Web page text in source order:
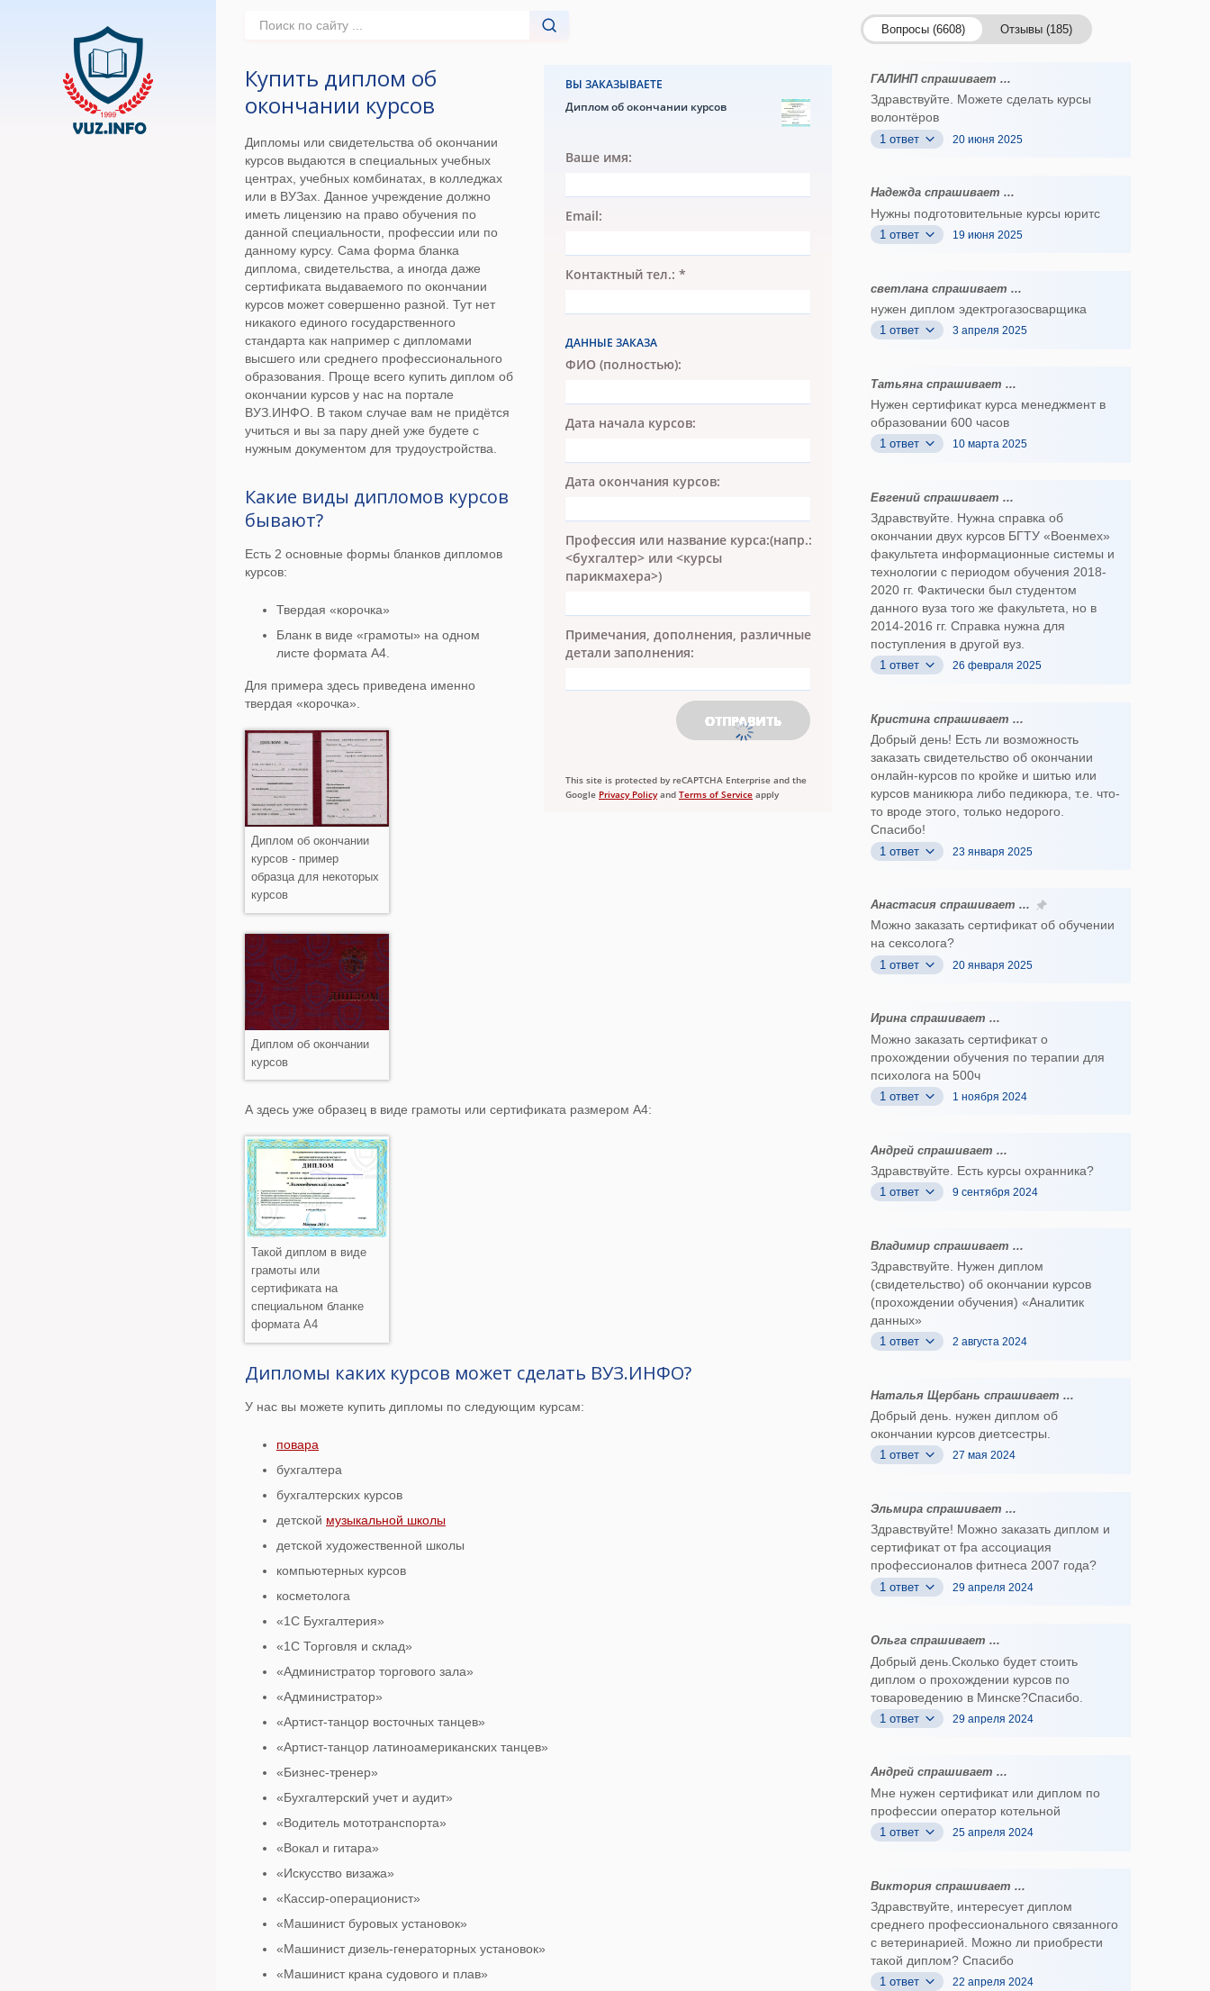
Ваше имя:
Email:
Контактный тел.: *
ДАННЫЕ ЗАКАЗА
ФИО (полностью):
Дата начала курсов:
Дата окончания курсов:
Профессия или название курса:(напр.:
<бухгалтер> или <курсы парикмахера>)
Примечания, дополнения, различные
детали заполнения:
ВЫ ЗАКАЗЫВАЕТЕ
Диплом об окончании курсов
Купить диплом об
окончании курсов
Дипломы или свидетельства об окончании
курсов выдаются в специальных учебных
центрах, учебных комбинатах, в колледжах
или в ВУЗах. Данное учреждение должно
иметь лицензию на право обучения по
данной специальности, профессии или по
данному курсу. Сама форма бланка
диплома, свидетельства, а иногда даже
сертификата выдаваемого по окончании
курсов может совершенно разной. Тут нет
никакого единого государственного
стандарта как например с дипломами
высшего или среднего профессионального
образования. Проще всего купить диплом об
окончании курсов у нас на портале
ВУЗ.ИНФО. В таком случае вам не придётся
учиться и вы за пару дней уже будете с
нужным документом для трудоустройства.
Какие виды дипломов курсов
бывают?
Есть 2 основные формы бланков дипломов
курсов:
Твердая «корочка»
Бланк в виде «грамоты» на одном
листе формата А4.
Для примера здесь приведена именно
твердая «корочка».
Диплом об окончании
курсов - пример
образца для некоторых
курсов
Диплом об окончании
курсов
А здесь уже образец в виде грамоты или сертификата размером А4:
Такой диплом в виде
грамоты или
сертификата на
специальном бланке
формата А4
Дипломы каких курсов может сделать ВУЗ.ИНФО?
У нас вы можете купить дипломы по следующим курсам:
повара
бухгалтера
бухгалтерских курсов
детской музыкальной школы
детской художественной школы
компьютерных курсов
косметолога
«1С Бухгалтерия»
«1С Торговля и склад»
«Администратор торгового зала»
«Администратор»
«Артист-танцор восточных танцев»
«Артист-танцор латиноамериканских танцев»
«Бизнес-тренер»
«Бухгалтерский учет и аудит»
«Водитель мототранспорта»
«Вокал и гитара»
«Искусство визажа»
«Кассир-операционист»
«Машинист буровых установок»
«Машинист дизель-генераторных установок»
«Машинист крана судового и плав»
Вопросы (6608) Отзывы (185)
ГАЛИНП спрашивает ...
Здравствуйте. Можете сделать курсы
волонтёров
1 ответ 20 июня 2025
Надежда спрашивает ...
Нужны подготовительные курсы юритс
1 ответ 19 июня 2025
светлана спрашивает ...
нужен диплом эдектрогазосварщика
1 ответ 3 апреля 2025
Татьяна спрашивает ...
Нужен сертификат курса менеджмент в
образовании 600 часов
1 ответ 10 марта 2025
Евгений спрашивает ...
Здравствуйте. Нужна справка об
окончании двух курсов БГТУ «Военмех»
факультета информационные системы и
технологии с периодом обучения 2018-
2020 гг. Фактически был студентом
данного вуза того же факультета, но в
2014-2016 гг. Справка нужна для
поступления в другой вуз.
1 ответ 26 февраля 2025
Кристина спрашивает ...
Добрый день! Есть ли возможность
заказать свидетельство об окончании
онлайн-курсов по кройке и шитью или
курсов маникюра либо педикюра, т.е. что-
то вроде этого, только недорого.
Спасибо!
1 ответ 23 января 2025
Анастасия спрашивает ...
Можно заказать сертификат об обучении
на сексолога?
1 ответ 20 января 2025
Ирина спрашивает ...
Можно заказать сертификат о
прохождении обучения по терапии для
психолога на 500ч
1 ответ 1 ноября 2024
Андрей спрашивает ...
Здравствуйте. Есть курсы охранника?
1 ответ 9 сентября 2024
Владимир спрашивает ...
Здравствуйте. Нужен диплом
(свидетельство) об окончании курсов
(прохождении обучения) «Аналитик
данных»
1 ответ 2 августа 2024
Наталья Щербань спрашивает ...
Добрый день. нужен диплом об
окончании курсов диетсестры.
1 ответ 27 мая 2024
Эльмира спрашивает ...
Здравствуйте! Можно заказать диплом и
сертификат от fpa ассоциация
профессионалов фитнеса 2007 года?
1 ответ 29 апреля 2024
Ольга спрашивает ...
Добрый день.Сколько будет стоить
диплом о прохождении курсов по
товароведению в Минске?Спасибо.
1 ответ 29 апреля 2024
Андрей спрашивает ...
Мне нужен сертификат или диплом по
профессии оператор котельной
1 ответ 25 апреля 2024
Виктория спрашивает ...
Здравствуйте, интересует диплом
среднего профессионального связанного
с ветеринарией. Можно ли приобрести
такой диплом? Спасибо
1 ответ 22 апреля 2024